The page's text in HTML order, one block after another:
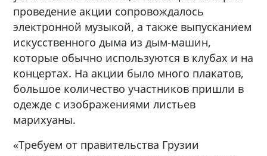
проведение акции сопровождалось
электронной музыкой, а также выпусканием
искусственного дыма из дым-машин,
которые обычно используются в клубах и на
концертах. На акции было много плакатов,
большое количество участников пришли в
одежде с изображениями листьев
марихуаны.
«Требуем от правительства Грузии